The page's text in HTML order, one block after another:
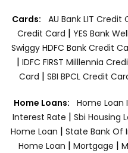
Cards: AU Bank LIT Credit
Credit Card | YES Bank
Swiggy HDFC Bank Credit
| IDFC FIRST Milllennia
Card | SBI BPCL Credit
Home Loans: Home Loan
Interest Rate | Sbi Housing
Home Loan | State Bank Of
Home Loan | Mortgage |